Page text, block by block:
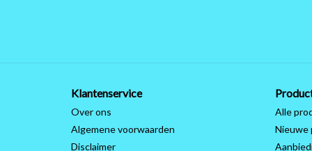
Klantenservice
Over ons
Algemene voorwaarden
Disclaimer
Alle
Nieuwe